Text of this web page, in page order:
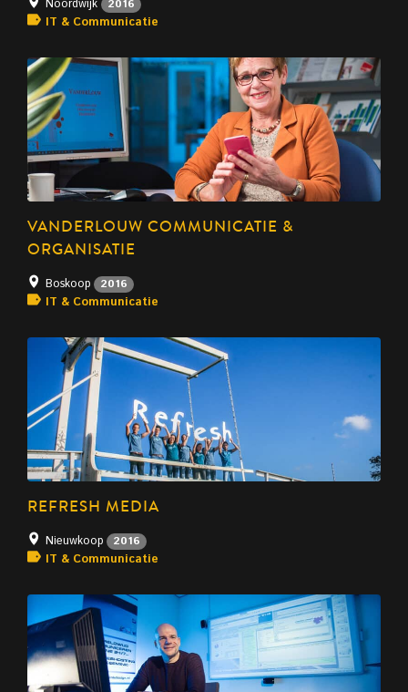
2016
IT & Communicatie
VANDERLOUW COMMUNICATIE &
ORGANISATIE
Boskoop 2016
IT & Communicatie
REFRESH MEDIA
Nieuwkoop 2016
IT & Communicatie